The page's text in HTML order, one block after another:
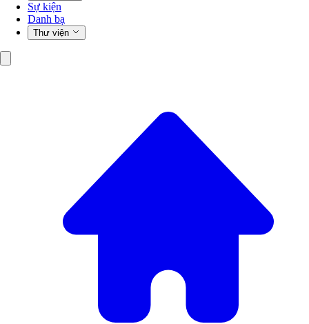
Sự kiện
Danh bạ
Thư viện